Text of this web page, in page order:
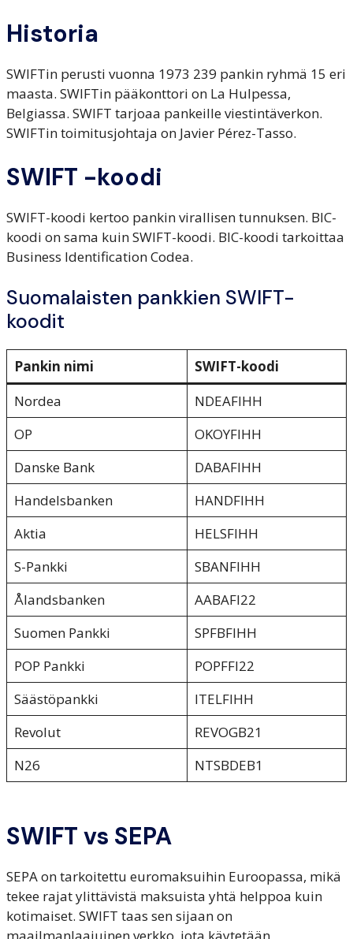
Historia
SWIFTin perusti vuonna 1973 239 pankin ryhmä 15 eri
maasta. SWIFTin pääkonttori on La Hulpessa,
Belgiassa. SWIFT tarjoaa pankeille viestintäverkon.
SWIFTin toimitusjohtaja on Javier Pérez-Tasso.
SWIFT -koodi
SWIFT-koodi kertoo pankin virallisen tunnuksen. BIC-
koodi on sama kuin SWIFT-koodi. BIC-koodi tarkoittaa
Business Identification Codea.
Suomalaisten pankkien SWIFT-
koodit
Pankin nimi
SWIFT-koodi
Nordea
NDEAFIHH
OP
OKOYFIHH
Danske Bank
DABAFIHH
Handelsbanken
HANDFIHH
Aktia
HELSFIHH
S-Pankki
SBANFIHH
Ålandsbanken
AABAFI22
Suomen Pankki
SPFBFIHH
POP Pankki
POPFFI22
Säästöpankki
ITELFIHH
Revolut
REVOGB21
N26
NTSBDEB1
SWIFT vs SEPA
SEPA on tarkoitettu euromaksuihin Euroopassa, mikä
tekee rajat ylittävistä maksuista yhtä helppoa kuin
kotimaiset. SWIFT taas sen sijaan on